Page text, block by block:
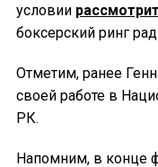
условии рассмотрит
боксерский ринг
Отметим, ранее
своей работе в
РК.
Напомним, в конце